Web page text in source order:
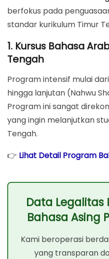
berfokus pada
standar kurikulum Timur
1. Kursus Bahasa
Tengah
Program intensif mulai
hingga lanjutan (Nahwu
Program ini sangat
yang ingin melanjutkan
Tengah.
👉 Lihat Detail Program
Data Legalitas
Bahasa Asing
Kami beroperasi
yang transparan